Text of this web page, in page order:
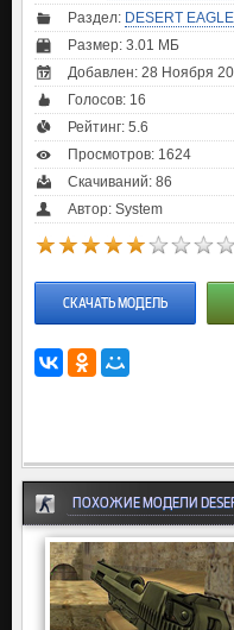
Раздел: DESERT EAGLE
Размер: 3.01 МБ
Добавлен: 28 Ноября
Голосов: 16
Рейтинг: 5.6
Просмотров: 1624
Скачиваний: 86
Автор: System
СКАЧАТЬ МОДЕЛЬ
ПОХОЖИЕ МОДЕЛИ